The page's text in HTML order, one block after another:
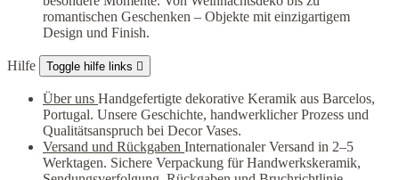
romantischen Geschenken – Objekte mit einzigartigem
Design und Finish.
Hilfe Toggle hilfe links 
Über uns Handgefertigte dekorative Keramik aus Barcelos,
Portugal. Unsere Geschichte, handwerklicher Prozess und
Qualitätsanspruch bei Decor Vases.
Versand und Rückgaben Internationaler Versand in 2–5
Werktagen. Sichere Verpackung für Handwerkskeramik,